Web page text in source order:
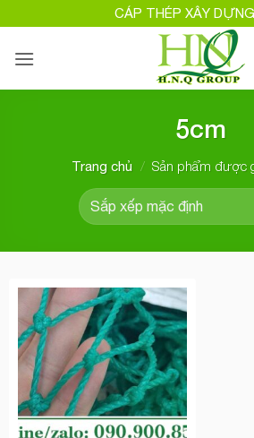
qua
nội
CÁP THÉP XÂY
5cm
Trang chủ / Sản phẩm được